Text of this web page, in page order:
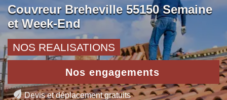
Couvreur Breheville 55150 Semaine
et Week-End
NOS REALISATIONS
Nos engagements
Devis et déplacement gratuits